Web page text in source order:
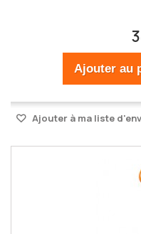
Ajouter au
Ajouter à ma liste